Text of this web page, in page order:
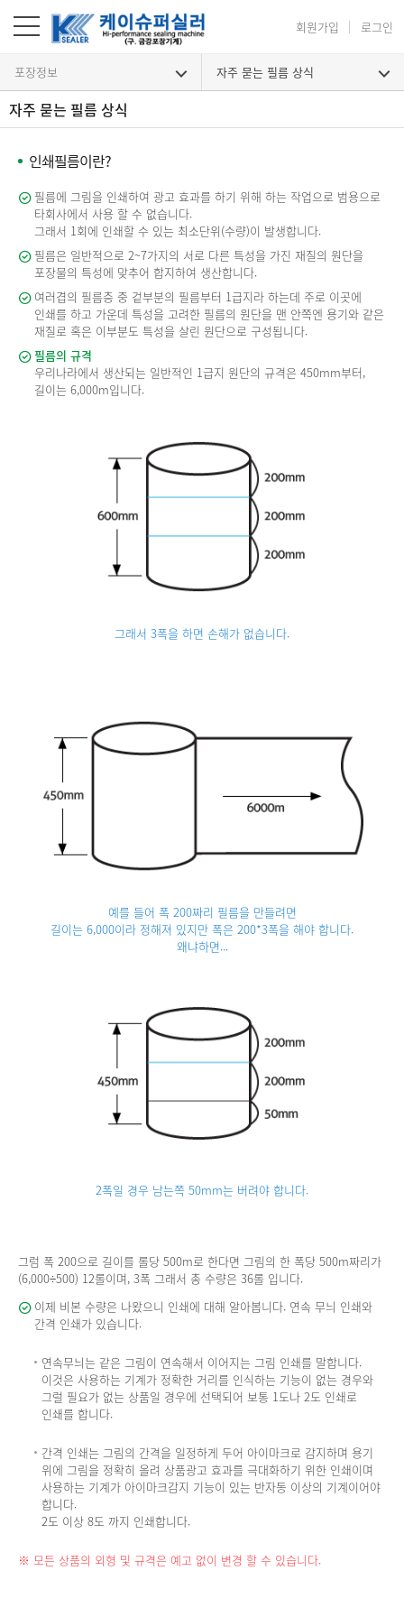
회원가입 로그인
포장정보 자주 묻는 필름 상식
자주 묻는 필름 상식
인쇄필름이란?
필름에 그림을 인쇄하여 광고 효과를 하기 위해 하는 작업으로 범용으로
타회사에서 사용 할 수 없습니다.
그래서 1회에 인쇄할 수 있는 최소단위(수량)이 발생합니다.
필름은 일반적으로 2~7가지의 서로 다른 특성을 가진 재질의 원단을
포장물의 특성에 맞추어 합지하여 생산합니다.
여러겹의 필름층 중 겉부분의 필름부터 1급지라 하는데 주로 이곳에
인쇄를 하고 가운데 특성을 고려한 필름의 원단을 맨 안쪽엔 용기와 같은
재질로 혹은 이부분도 특성을 살린 원단으로 구성됩니다.
필름의 규격
우리나라에서 생산되는 일반적인 1급지 원단의 규격은 450mm부터,
길이는 6,000m입니다.
그래서 3폭을 하면 손해가 없습니다.
예를 들어 폭 200짜리 필름을 만들려면
길이는 6,000이라 정해져 있지만 폭은 200*3폭을 해야 합니다.
왜냐하면...
2폭일 경우 남는쪽 50mm는 버려야 합니다.
그럼 폭 200으로 길이를 롤당 500m로 한다면 그림의 한 폭당 500m짜리가
(6,000÷500) 12롤이며, 3폭 그래서 총 수량은 36롤 입니다.
이제 비본 수량은 나왔으니 인쇄에 대해 알아봅니다. 연속 무늬 인쇄와
간격 인쇄가 있습니다.
연속무늬는 같은 그림이 연속해서 이어지는 그림 인쇄를 말합니다.
이것은 사용하는 기계가 정확한 거리를 인식하는 기능이 없는 경우와
그럴 필요가 없는 상품일 경우에 선택되어 보통 1도나 2도 인쇄로
인쇄를 합니다.
간격 인쇄는 그림의 간격을 일정하게 두어 아이마크로 감지하며 용기
위에 그림을 정확히 올려 상품광고 효과를 극대화하기 위한 인쇄이며
사용하는 기계가 아이마크감지 기능이 있는 반자동 이상의 기계이어야
합니다.
2도 이상 8도 까지 인쇄합니다.
※ 모든 상품의 외형 및 규격은 예고 없이 변경 할 수 있습니다.